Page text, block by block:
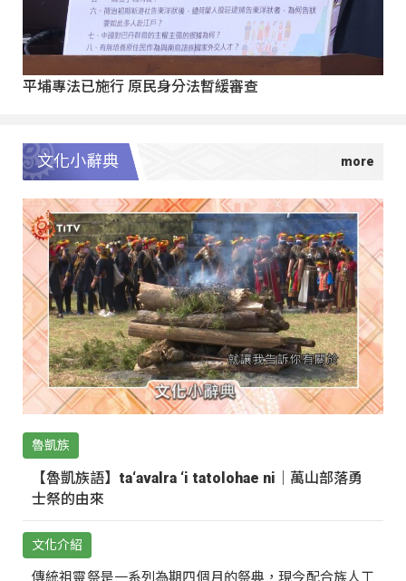
平埔專法已施行 原民身分法暫緩審查
文化小辭典
魯凱族
【魯凱族語】ta‘avalra ‘i tatolohae ni｜萬山部落勇
士祭的由來
文化介紹
傳統祖靈祭是一系列為期四個月的祭典，現今配合族人工